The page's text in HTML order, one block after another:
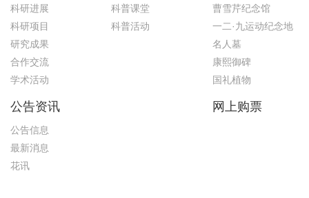
科研进展
科研项目
研究成果
合作交流
学术活动
科普课堂
科普活动
曹雪芹纪念馆
一二·九运动纪念地
名人墓
康熙御碑
国礼植物
公告资讯
公告信息
最新消息
花讯
网上购票